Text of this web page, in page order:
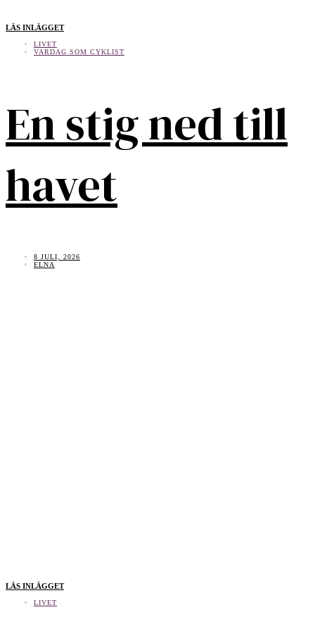
LÄS INLÄGGET
LIVET
VARDAG SOM CYKLIST
En stig ned till
havet
8 JULI, 2026
ELNA
LÄS INLÄGGET
LIVET